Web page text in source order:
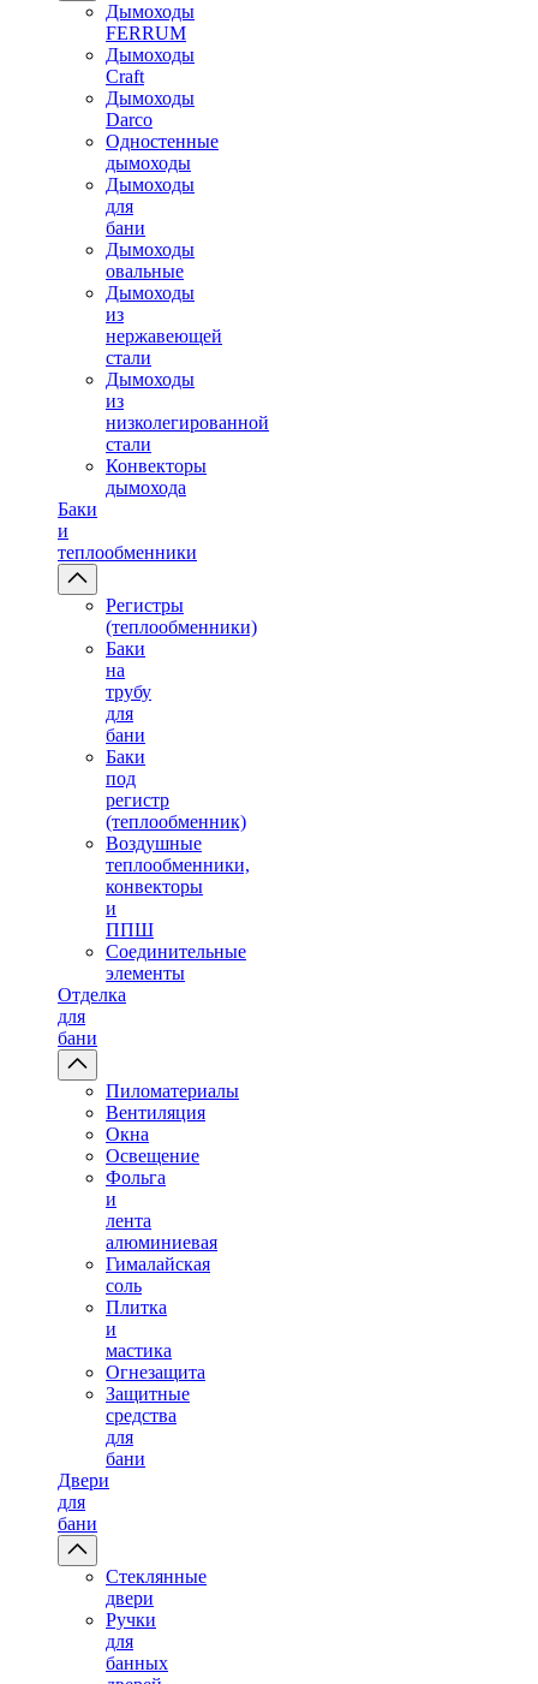
Дымоходы
FERRUM
Дымоходы
Craft
Дымоходы
Darco
Одностенные
дымоходы
Дымоходы
для
бани
Дымоходы
овальные
Дымоходы
из
нержавеющей
стали
Дымоходы
из
низколегированной
стали
Конвекторы
дымохода
Баки
и
теплообменники
Регистры
(теплообменники)
Баки
на
трубу
для
бани
Баки
под
регистр
(теплообменник)
Воздушные
теплообменники,
конвекторы
и
ППШ
Соединительные
элементы
Отделка
для
бани
Пиломатериалы
Вентиляция
Окна
Освещение
Фольга
и
лента
алюминиевая
Гималайская
соль
Плитка
и
мастика
Огнезащита
Защитные
средства
для
бани
Двери
для
бани
Стеклянные
двери
Ручки
для
банных